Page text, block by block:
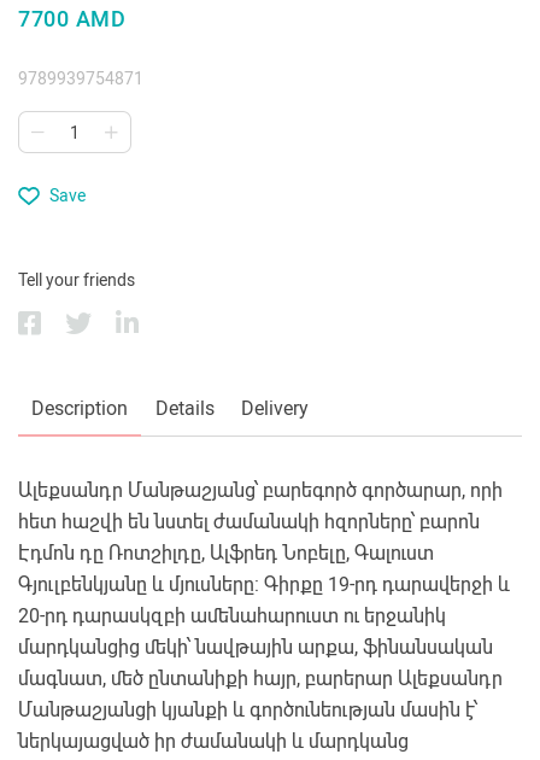
7700 AMD
9789939754871
Save
Tell your friends
Description Details Delivery
Ալեքսանդր Մանթաշյանց՝ բարեգործ գործարար, որի
հետ հաշվի են նստել ժամանակի հզորները՝ բարոն
Էդմոն դը Ռոտշիլդը, Ալֆրեդ Նոբելը, Գալուստ
Գյուլբենկյանը և մյուսները: Գիրքը 19-րդ դարավերջի և
20-րդ դարասկզբի ամենահարուստ ու երջանիկ
մարդկանցից մեկի՝ նավթային արքա, ֆինանսական
մագնատ, մեծ ընտանիքի հայր, բարերար Ալեքսանդր
Մանթաշյանցի կյանքի և գործունեության մասին է՝
ներկայացված իր ժամանակի և մարդկանց